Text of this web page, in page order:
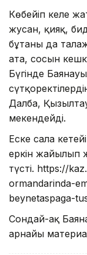
Көбейіп келе
жусан, қияқ,
бұтаны да
ата, сосын
Бүгінде
Далба,
мекендейді.
Еске сала
еркін жайылып
түсті. https://
ormandarinda-
beynetaspaga-
Сондай-ақ
арнайы